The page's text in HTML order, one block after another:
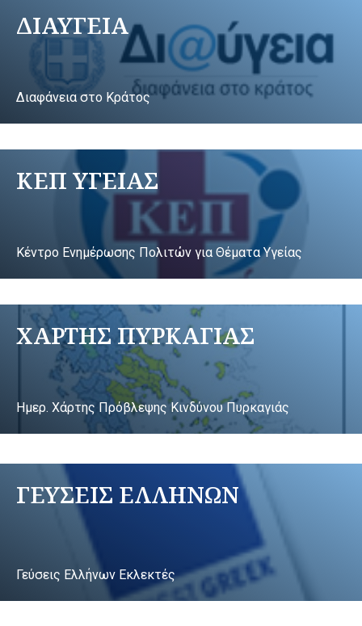
ΔΙΑΥΓΕΙΑ
Διαφάνεια στο Κράτος
ΚΕΠ ΥΓΕΙΑΣ
Κέντρο Ενημέρωσης Πολιτών για Θέματα Υγείας
ΧΑΡΤΗΣ ΠΥΡΚΑΓΙΑΣ
Ημερ. Χάρτης Πρόβλεψης Κινδύνου Πυρκαγιάς
ΓΕΥΣΕΙΣ ΕΛΛΗΝΩΝ
Γεύσεις Ελλήνων Εκλεκτές